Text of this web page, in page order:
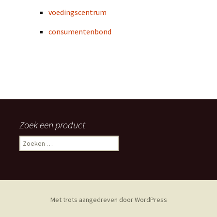
voedingscentrum
consumentenbond
Zoek een product
Zoeken
naar:
Met trots aangedreven door WordPress